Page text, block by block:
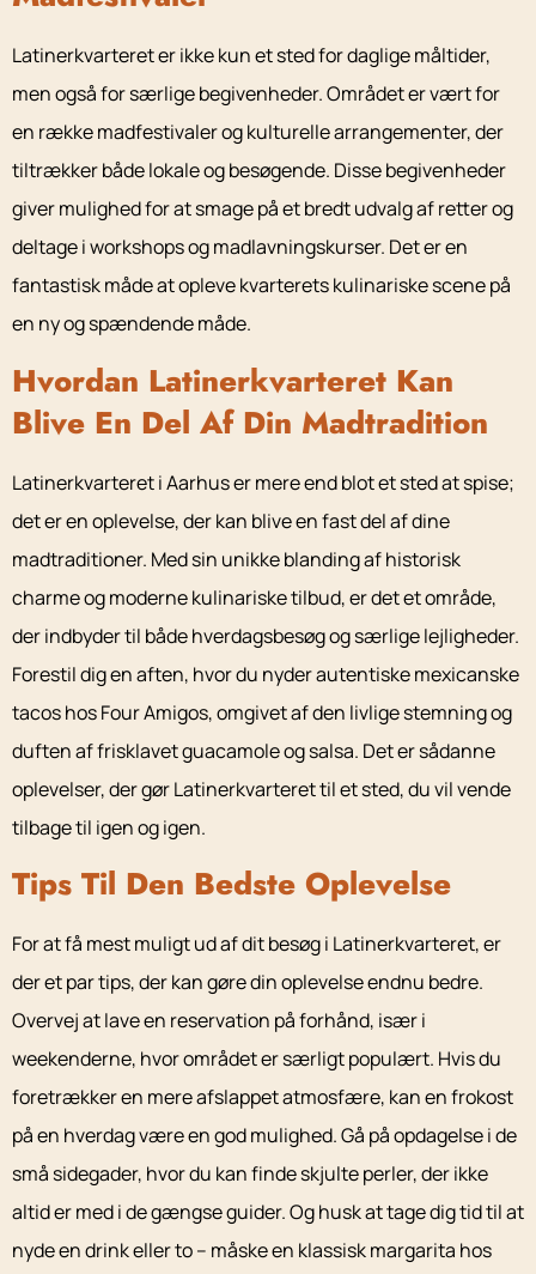
Latinerkvarteret er ikke kun et sted for daglige måltider,
men også for særlige begivenheder. Området er vært for
en række madfestivaler og kulturelle arrangementer, der
tiltrækker både lokale og besøgende. Disse begivenheder
giver mulighed for at smage på et bredt udvalg af retter og
deltage i workshops og madlavningskurser. Det er en
fantastisk måde at opleve kvarterets kulinariske scene på
en ny og spændende måde.
Hvordan Latinerkvarteret Kan
Blive En Del Af Din Madtradition
Latinerkvarteret i Aarhus er mere end blot et sted at spise;
det er en oplevelse, der kan blive en fast del af dine
madtraditioner. Med sin unikke blanding af historisk
charme og moderne kulinariske tilbud, er det et område,
der indbyder til både hverdagsbesøg og særlige lejligheder.
Forestil dig en aften, hvor du nyder autentiske mexicanske
tacos hos Four Amigos, omgivet af den livlige stemning og
duften af frisklavet guacamole og salsa. Det er sådanne
oplevelser, der gør Latinerkvarteret til et sted, du vil vende
tilbage til igen og igen.
Tips Til Den Bedste Oplevelse
For at få mest muligt ud af dit besøg i Latinerkvarteret, er
der et par tips, der kan gøre din oplevelse endnu bedre.
Overvej at lave en reservation på forhånd, især i
weekenderne, hvor området er særligt populært. Hvis du
foretrækker en mere afslappet atmosfære, kan en frokost
på en hverdag være en god mulighed. Gå på opdagelse i de
små sidegader, hvor du kan finde skjulte perler, der ikke
altid er med i de gængse guider. Og husk at tage dig tid til at
nyde en drink eller to – måske en klassisk margarita hos